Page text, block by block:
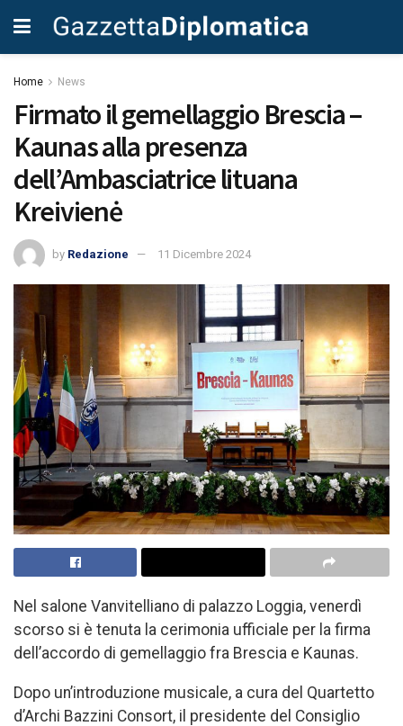
Home News
Firmato il gemellaggio Brescia –
Kaunas alla presenza
dell’Ambasciatrice lituana
Kreivienė
by Redazione 11 Dicembre 2024
Nel salone Vanvitelliano di palazzo Loggia, venerdì
scorso si è tenuta la cerimonia ufficiale per la firma
dell’accordo di gemellaggio fra Brescia e Kaunas.
Dopo un’introduzione musicale, a cura del Quartetto
d’Archi Bazzini Consort, il presidente del Consiglio